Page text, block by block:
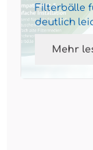
Filterbälle
deutlich
gepflegtes
Mehr